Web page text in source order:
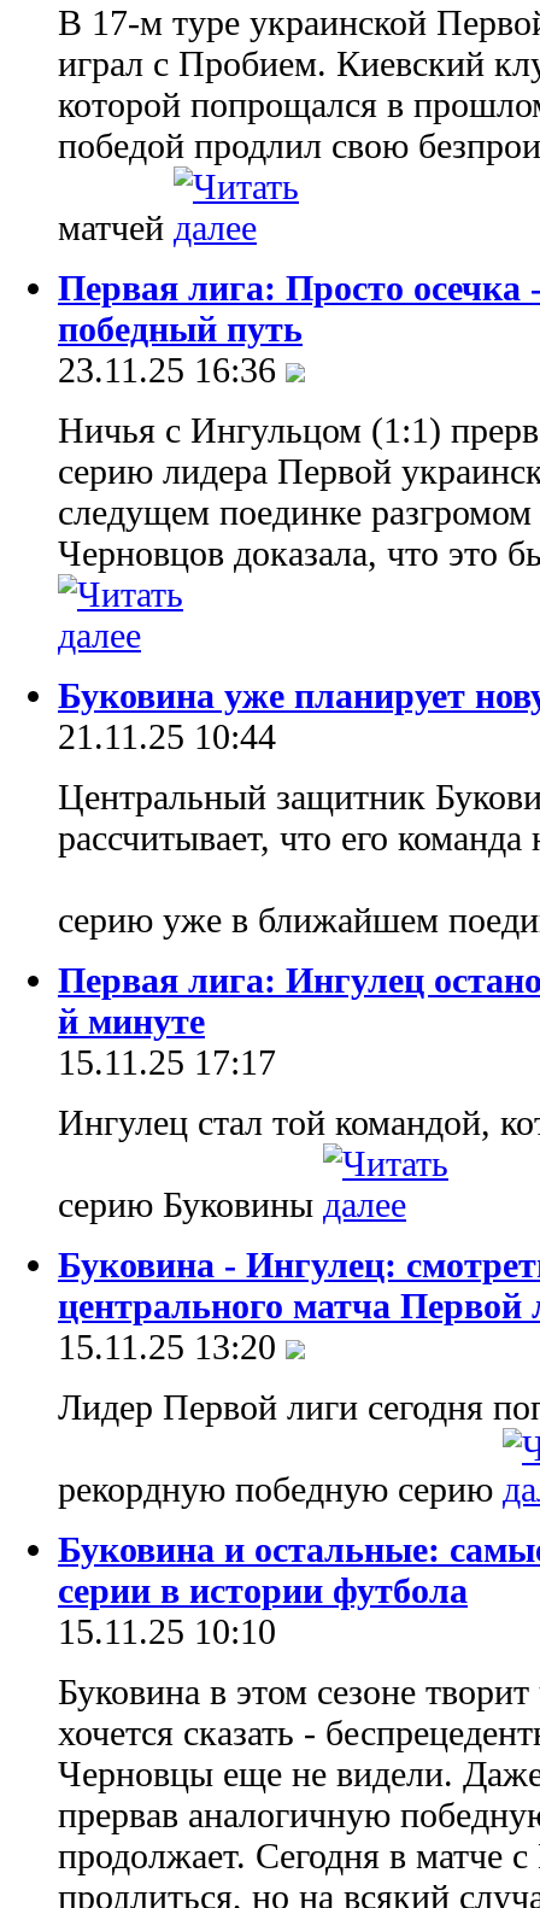
В 17-м туре украинской
играл с Пробием. Киевский
которой попрощался в
победой продлил свою
матчей
Первая лига: Просто осечка
победный путь
23.11.25 16:36
Ничья с Ингульцом (1:1)
серию лидера Первой
следущем поединке
Черновцов доказала, что это
Буковина уже планирует
21.11.25 10:44
Центральный защитник
рассчитывает, что его
серию уже в ближайшем
Первая лига: Ингулец
й минуте
15.11.25 17:17
Ингулец стал той командой,
серию Буковины
Буковина - Ингулец:
центрального матча Первой
15.11.25 13:20
Лидер Первой лиги сегодня
рекордную победную серию
Буковина и остальные:
серии в истории футбола
15.11.25 10:10
Буковина в этом сезоне
хочется сказать -
Черновцы еще не видели.
прервав аналогичную
продолжает. Сегодня в матче
продлиться, но на всякий